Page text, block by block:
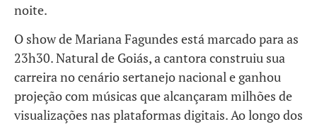
noite.
O show de Mariana Fagundes está marcado para as
23h30. Natural de Goiás, a cantora construiu sua
carreira no cenário sertanejo nacional e ganhou
projeção com músicas que alcançaram milhões de
visualizações nas plataformas digitais. Ao longo dos